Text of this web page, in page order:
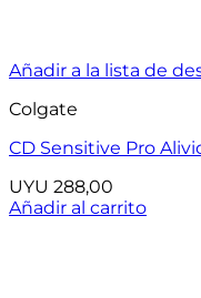
Añadir a la lista de
Colgate
CD Sensitive Pro
UYU 288,00
Añadir al carrito